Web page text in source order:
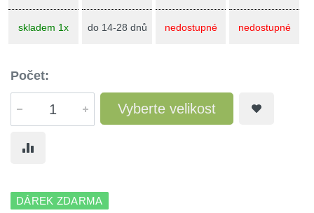
skladem 1x do 14-28 dnů nedostupné nedostupné
Počet:
Vyberte velikost
DÁREK ZDARMA